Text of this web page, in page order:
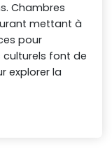
Chambres
mettant à
pour
culturels font de
explorer la